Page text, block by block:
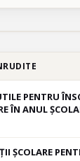
PENTRU
ÎN ANUL
ȘCOLARE